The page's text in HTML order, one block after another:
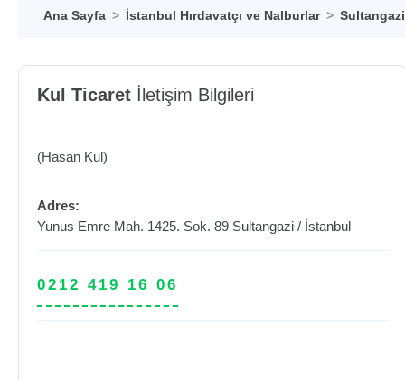
Ana Sayfa İstanbul Hırdavatçı ve Nalburlar
Kul Ticaret İletişim Bilgileri
(Hasan Kul)
Adres:
Yunus Emre Mah. 1425. Sok. 89 Sultangazi / İstanbul
0212 419 16 06